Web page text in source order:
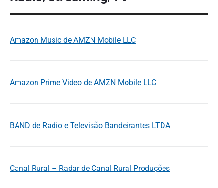
Amazon Music de AMZN Mobile LLC
Amazon Prime Video de AMZN Mobile LLC
BAND de Radio e Televisão Bandeirantes LTDA
Canal Rural – Radar de Canal Rural Produções